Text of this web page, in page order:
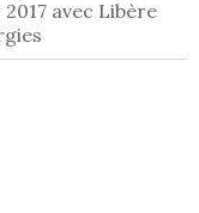
avec Libère